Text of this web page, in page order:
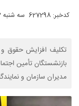
کدخبر: 627298 سه شنبه 22 اردیبهشت 1405
مدیران سازمان و